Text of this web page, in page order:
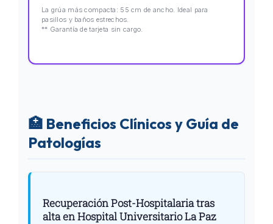
La grúa más compacta: 55 cm de ancho. Ideal para
pasillos y baños estrechos.
** Garantía de tarjeta sin cargo.
🏥 Beneficios Clínicos y Guía de
Patologías
Recuperación Post-Hospitalaria tras
alta en Hospital Universitario La Paz